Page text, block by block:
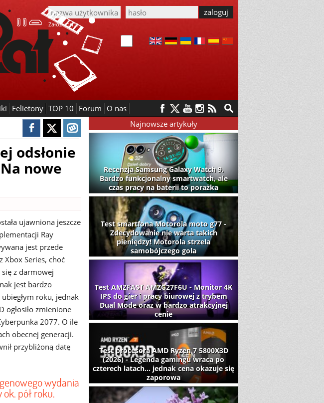
Załóż konto
Felietony TOP 10 Forum O nas
odsłonie
nowe
ujawniona jeszcze
Ray
jest przede
Xbox Series, choć
się z darmowej
jest bardzo
roku, jednak
ogłosiło zmienione
2077. O ile
obecnej generacji.
przybliżoną datę
wydania
pół roku.
Najnowsze artykuły
Recenzja Samsung Galaxy Watch 9.
Bardzo funkcjonalny smartwatch, ale
czas pracy na baterii to porażka
Test smartfona Motorola moto g77 -
Zdecydowanie nie warta takich
pieniędzy! Motorola strzela
samobójczego gola
Test AMZFAST AMZG27F6U - Monitor 4K
IPS do gier i pracy biurowej z trybem
Dual Mode oraz w bardzo atrakcyjnej
cenie
Test procesora AMD Ryzen 7 5800X3D
(2026) - Legenda gamingu wraca po
czterech latach... jednak cena okazuje się
zaporowa